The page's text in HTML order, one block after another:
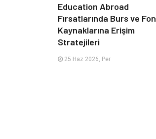
Education Abroad
Fırsatlarında Burs ve Fon
Kaynaklarına Erişim
Stratejileri
25 Haz 2026, Per